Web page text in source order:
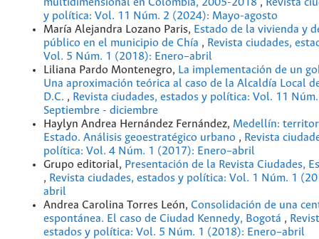
y política: Vol. 11 Núm. 2 (2024): Mayo-agosto
María Alejandra Lozano Paris, Estado de la vivienda y
público en el municipio de Chía , Revista ciudades,
Vol. 5 Núm. 1 (2018): Enero–abril
Liliana Pardo Montenegro, La implementación de un
Una aproximación teórica al caso de la Alcaldía Local
D.C. , Revista ciudades, estados y política: Vol. 11
Septiembre - diciembre
Haylyn Andrea Hernández Fernández, Medellín:
Estado. Análisis geoestratégico urbano , Revista
política: Vol. 4 Núm. 1 (2017): Enero–abril
Grupo editorial, Presentación de la Revista Ciudades,
, Revista ciudades, estados y política: Vol. 1 Núm. 1
abril
Andrea Carolina Torres León, Consolidación de una
espontánea. El caso de Ciudad Kennedy, Bogotá ,
estados y política: Vol. 5 Núm. 1 (2018): Enero–abril